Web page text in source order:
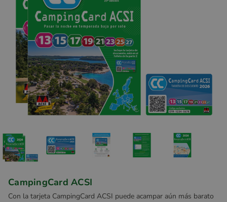
CampingCard ACSI
Con la tarjeta CampingCard ACSI puede acampar aún más barato